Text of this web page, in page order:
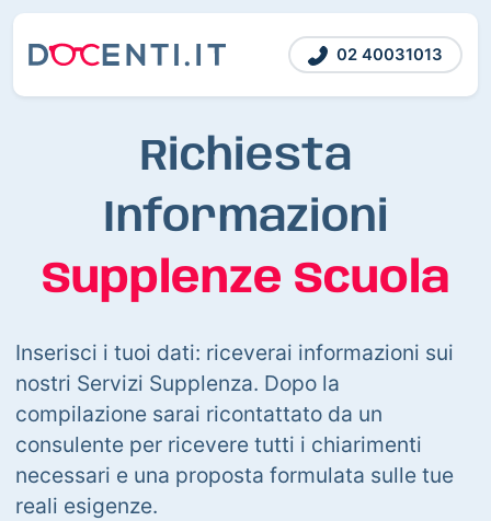
02 40031013
Richiesta
Informazioni
Supplenze Scuola
Inserisci i tuoi dati: riceverai informazioni sui
nostri Servizi Supplenza. Dopo la
compilazione sarai ricontattato da un
consulente per ricevere tutti i chiarimenti
necessari e una proposta formulata sulle tue
reali esigenze.